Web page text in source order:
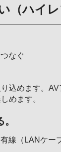
（ハイレ
なぐ
込めます。
めます。
線（LANケ